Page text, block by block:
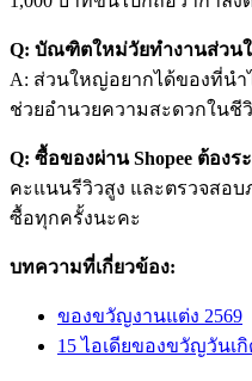
Q: บัณฑิตใหม่วัยทำงานส่วน
A: ส่วนใหญ่อยากได้ของที่นำ
ช่วยอำนวยความสะดวกในชี
Q: ซื้อของผ่าน Shopee ต้องร
คะแนนรีวิวสูง และตรวจสอ
ซื้อทุกครั้งนะคะ
บทความที่เกี่ยวข้อง:
ของขวัญงานแต่ง 2569
15 ไอเดียของขวัญวันเกิ